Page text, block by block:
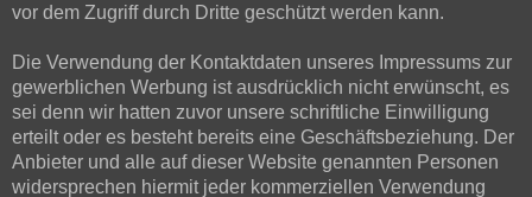
vor dem Zugriff durch Dritte geschützt werden kann.
Die Verwendung der Kontaktdaten unseres Impressums zur
gewerblichen Werbung ist ausdrücklich nicht erwünscht, es
sei denn wir hatten zuvor unsere schriftliche Einwilligung
erteilt oder es besteht bereits eine Geschäftsbeziehung. Der
Anbieter und alle auf dieser Website genannten Personen
widersprechen hiermit jeder kommerziellen Verwendung